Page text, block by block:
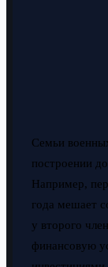
Семьи
построении
Например,
года мешает
у второго
финансовую